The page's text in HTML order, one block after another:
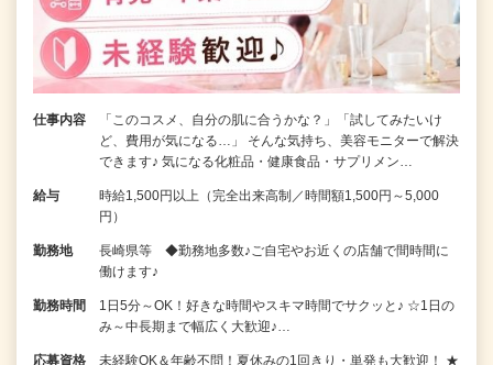
仕事内容
「このコスメ、自分の肌に合うかな？」「試してみたいけ
ど、費用が気になる…」 そんな気持ち、美容モニターで解決
できます♪ 気になる化粧品・健康食品・サプリメン…
給与
時給1,500円以上（完全出来高制／時間額1,500円～5,000
円）
勤務地
長崎県等 ◆勤務地多数♪ご自宅やお近くの店舗で間時間に
働けます♪
勤務時間
1日5分～OK！好きな時間やスキマ時間でサクッと♪ ☆1日の
み～中長期まで幅広く大歓迎♪…
応募資格
未経験OK＆年齢不問！夏休みの1回きり・単発も大歓迎！ ★